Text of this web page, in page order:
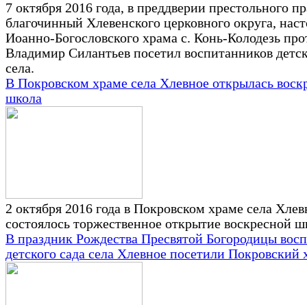
7 октября 2016 года, в преддверии престольного
благочинный Хлевенского церковного округа,
Иоанно-Богословского храма с. Конь-Колодезь
Владимир Силантьев посетил воспитанников
села.
В Покровском храме села Хлевное открылась
школа
2 октября 2016 года в Покровском храме села
состоялось торжественное открытие воскресной
В праздник Рождества Пресвятой Богородицы
детского сада села Хлевное посетили Покровский